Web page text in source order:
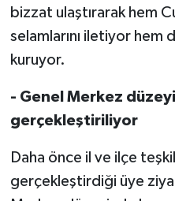
bizzat ulaştırarak hem
selamlarını iletiyor
kuruyor.
- Genel Merkez
gerçekleştiriliyor
Daha önce il ve ilçe
gerçekleştirdiği üye